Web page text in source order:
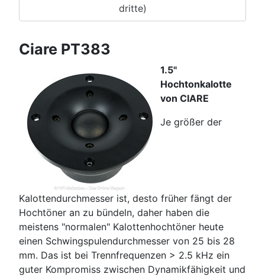
dritte)
Ciare PT383
1.5"
Hochtonkalotte
von CIARE
Je größer der
Kalottendurchmesser ist, desto früher fängt der
Hochtöner an zu bündeln, daher haben die
meistens "normalen" Kalottenhochtöner heute
einen Schwingspulendurchmesser von 25 bis 28
mm. Das ist bei Trennfrequenzen > 2.5 kHz ein
guter Kompromiss zwischen Dynamikfähigkeit und